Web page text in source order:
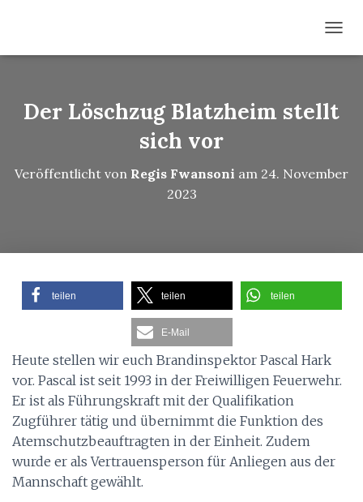
A
G
A
N
H
Der Löschzug Blatzheim stellt
sich vor
Veröffentlicht von Regis Fwansoni am 24. November
2023
teilen teilen teilen
E-Mail
Heute stellen wir euch Brandinspektor Pascal Hark
vor. Pascal ist seit 1993 in der Freiwilligen Feuerwehr.
Er ist als Führungskraft mit der Qualifikation
Zugführer tätig und übernimmt die Funktion des
Atemschutzbeauftragten in der Einheit. Zudem
wurde er als Vertrauensperson für Anliegen aus der
Mannschaft gewählt.